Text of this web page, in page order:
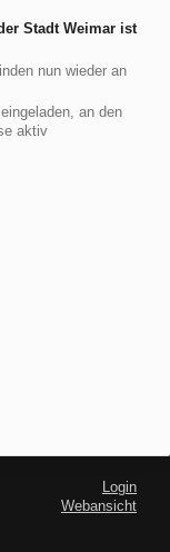
Stadt Weimar ist
nun wieder an
an den
aktiv
Login
Webansicht